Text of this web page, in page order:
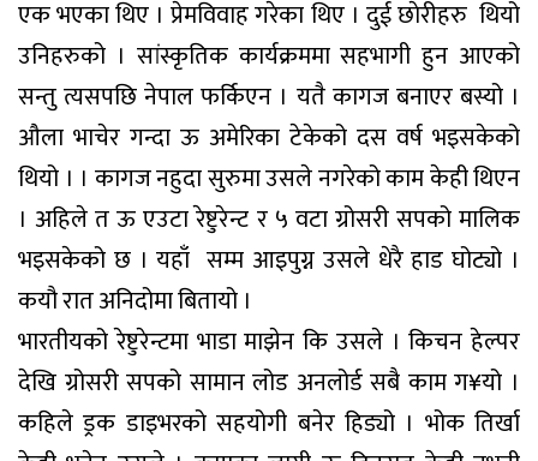
एक भएका थिए । प्रेमविवाह गरेका थिए । दुई छाेरीहरु थियो
उनिहरुको । सांस्कृतिक कार्यक्रममा सहभागी हुन आएको
सन्तु त्यसपछि नेपाल फर्किएन । यतै कागज बनाएर बस्यो ।
औला भाचेर गन्दा ऊ अमेरिका टेकेको दस वर्ष भइसकेको
थियो । । कागज नहुदा सुरुमा उसले नगरेको काम केही थिएन
। अहिले त ऊ एउटा रेष्टुरेन्ट र ५ वटा ग्रोसरी सपको मालिक
भइसकेको छ । यहाँ सम्म आइपुग्न उसले धेरै हाड घोट्यो ।
कयौ रात अनिदोमा बितायो ।
भारतीयको रेष्टुरेन्टमा भाडा माझेन कि उसले । किचन हेल्पर
देखि ग्रोसरी सपको सामान लोड अनलोर्ड सबै काम ग¥यो ।
कहिले ड्रक डाइभरको सहयोगी बनेर हिड्यो । भोक तिर्खा